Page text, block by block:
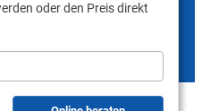
oder den Preis direkt